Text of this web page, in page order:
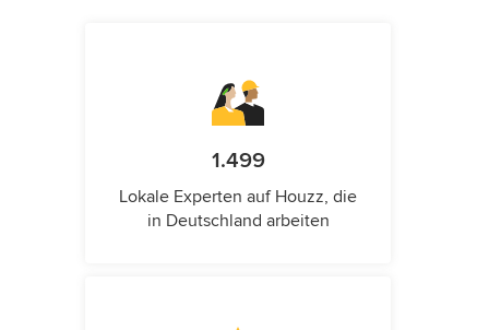
1.499
Lokale Experten auf Houzz, die
in Deutschland arbeiten